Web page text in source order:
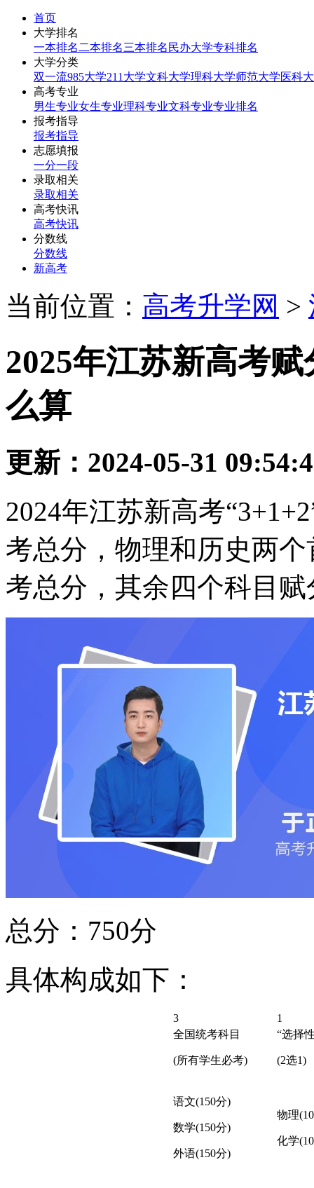
首页
大学排名
一本排名 二本排名三本排名 民办大学专科排名
大学分类
双一流985大学211大学文科大学理科大学师范大学医科
高考专业
男生专业女生专业理科专业文科专业专业排名
报考指导
报考指导
志愿填报
一分一段
录取相关
录取相关
高考快讯
高考快讯
分数线
分数线
新高考
当前位置： 高考升学网 >
2025年江苏新高考
么算
更新：2024-05-31
2024年江苏新高考
考总分，物理和历史两
考总分，其余四个科目
总分：750分
具体构成如下：
3
1
全国统考科目
(所有学生必考)
“选择
(2选1)
语文(150分)
数学(150分)
外语(150分)
物理
化学